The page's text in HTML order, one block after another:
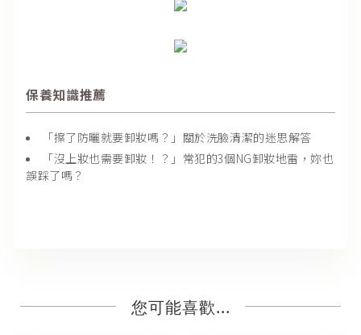
保養知識推薦
「擦了防曬就要卸妝嗎？」關於洗臉清潔的迷思解答
「沒上妝也需要卸妝！？」常犯的3個NG卸妝地雷，妳也
誤踩了嗎？
您可能喜歡...